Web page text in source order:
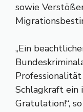
sowie
„Ein
Schlagkraft ein
Gratulation!“, so